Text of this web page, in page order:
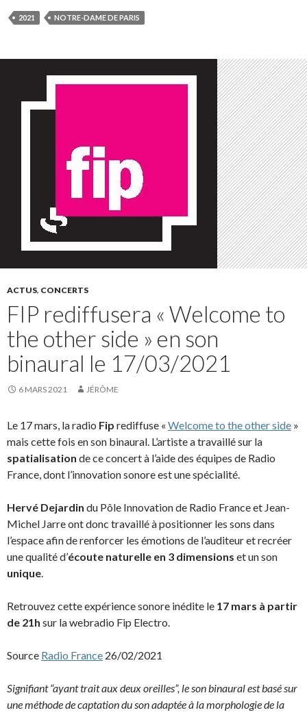
2021 NOTRE-DAME DE PARIS
ACTUS, CONCERTS
FIP rediffusera « Welcome to
the other side » en son
binaural le 17/03/2021
6 MARS 2021 JÉRÔME
Le 17 mars, la radio Fip rediffuse « Welcome to the other side »
mais cette fois en son binaural. L’artiste a travaillé sur la
spatialisation de ce concert à l’aide des équipes de Radio
France, dont l’innovation sonore est une spécialité.
Hervé Dejardin du Pôle Innovation de Radio France et Jean-
Michel Jarre ont donc travaillé à positionner les sons dans
l’espace afin de renforcer les émotions de l’auditeur et recréer
une qualité d’écoute naturelle en 3 dimensions et un son
unique
Retrouvez cette expérience sonore inédite le 17 mars à partir
de 21h sur la webradio Fip Electro.
Source Radio France 26/02/2021
Signifiant “ayant trait aux deux oreilles”, le son binaural est basé sur
une méthode de captation du son adaptée à la morphologie de la